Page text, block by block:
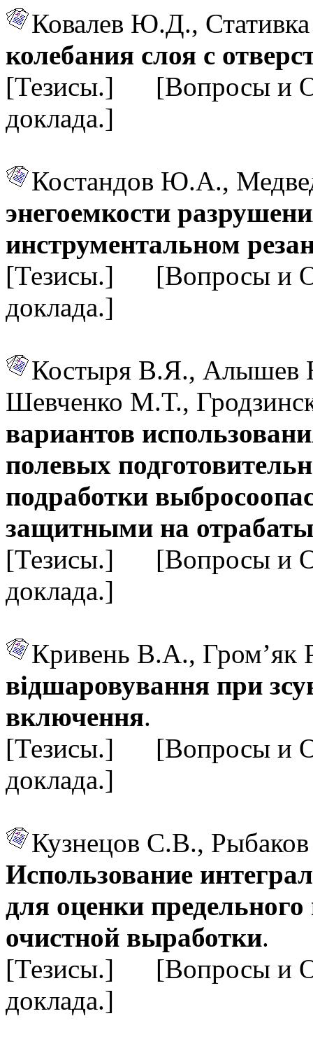
Ковалев Ю.Д.,
колебания слоя с
[Тезисы.] [Вопросы и
доклада.]
Костандов Ю.А.,
энегоемкости
инструментальном
[Тезисы.] [Вопросы и
доклада.]
Костыря В.Я.,
Шевченко М.Т.,
вариантов
полевых
подработки
защитными на
[Тезисы.] [Вопросы и
доклада.]
Кривень В.А.,
відшаровування при
включення.
[Тезисы.] [Вопросы и
доклада.]
Кузнецов С.В.,
Использование
для оценки
очистной выработки.
[Тезисы.] [Вопросы и
доклада.]